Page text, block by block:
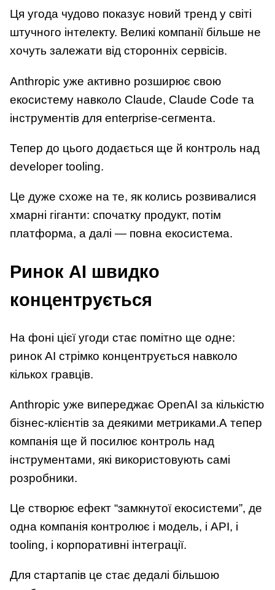
Ця угода чудово показує новий тренд у світі
штучного інтелекту. Великі компанії більше не
хочуть залежати від сторонніх сервісів.
Anthropic уже активно розширює свою
екосистему навколо Claude, Claude Code та
інструментів для enterprise-сегмента.
Тепер до цього додається ще й контроль над
developer tooling.
Це дуже схоже на те, як колись розвивалися
хмарні гіганти: спочатку продукт, потім
платформа, а далі — повна екосистема.
Ринок AI швидко
концентрується
На фоні цієї угоди стає помітно ще одне:
ринок AI стрімко концентрується навколо
кількох гравців.
Anthropic уже випереджає OpenAI за кількістю
бізнес-клієнтів за деякими метриками.А тепер
компанія ще й посилює контроль над
інструментами, які використовують самі
розробники.
Це створює ефект “замкнутої екосистеми”, де
одна компанія контролює і модель, і API, і
tooling, і корпоративні інтеграції.
Для стартапів це стає дедалі більшою